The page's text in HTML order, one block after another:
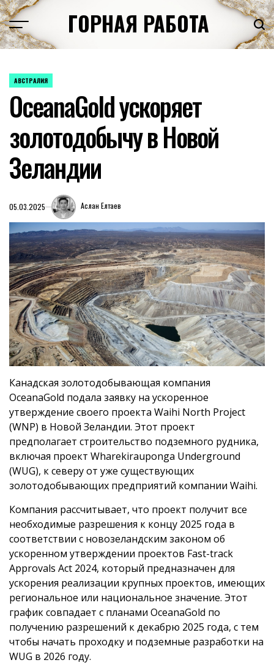
Перейти
к
содержимому
ГОРНАЯ РАБОТА
ОПУБЛИКОВАНО
АВСТРАЛИЯ
OceanaGold ускоряет
золотодобычу в Новой
Зеландии
05.03.2025 Аслан Елтаев
Канадская золотодобывающая компания
OceanaGold подала заявку на ускоренное
утверждение своего проекта Waihi North Project
(WNP) в Новой Зеландии. Этот проект
предполагает строительство подземного рудника,
включая проект Wharekirauponga Underground
(WUG), к северу от уже существующих
золотодобывающих предприятий компании Waihi.
Компания рассчитывает, что проект получит все
необходимые разрешения к концу 2025 года в
соответствии с новозеландским законом об
ускоренном утверждении проектов Fast-track
Approvals Act 2024, который предназначен для
ускорения реализации крупных проектов, имеющих
региональное или национальное значение. Этот
график совпадает с планами OceanaGold по
получению разрешений к декабрю 2025 года, с тем
чтобы начать проходку и подземные разработки на
WUG в 2026 году.